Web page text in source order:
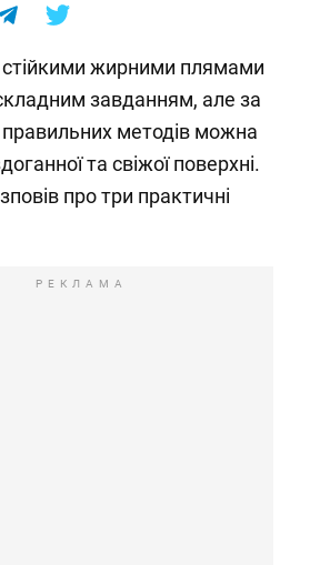
стійкими жирними плямами
завданням, але за
методів можна
та свіжої поверхні.
про три практичні
РЕКЛАМА